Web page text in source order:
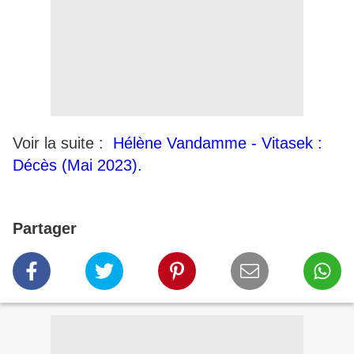
Voir la suite : Hélène Vandamme - Vitasek :
Décès (Mai 2023).
Partager